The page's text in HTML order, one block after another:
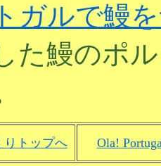
ガルで鰻
た鰻のポ
りトップへ Ola!